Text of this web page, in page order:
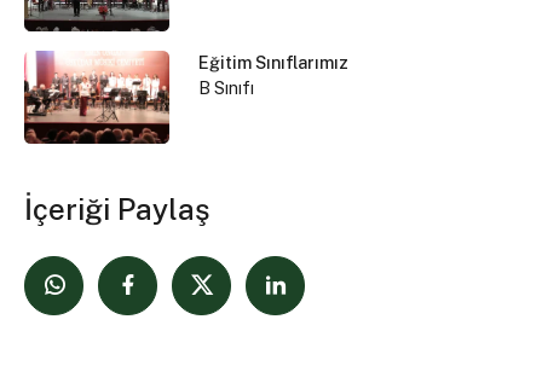
Eğitim Sınıflarımız
B Sınıfı
İçeriği Paylaş